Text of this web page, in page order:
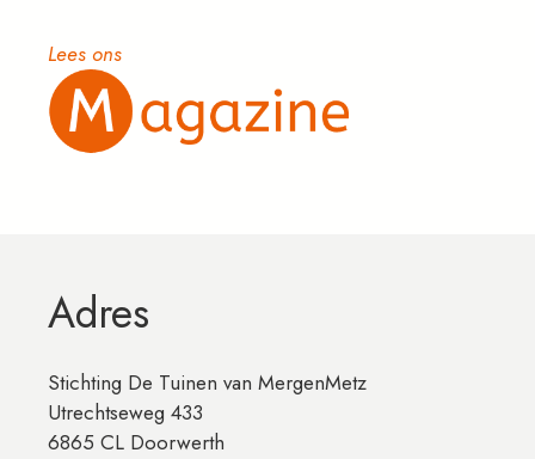
Lees ons
Adres
Stichting De Tuinen van MergenMetz
Utrechtseweg 433
6865 CL Doorwerth